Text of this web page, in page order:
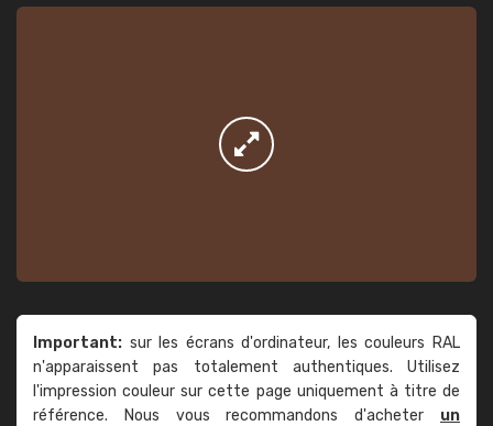
Important: sur les écrans d'ordinateur, les couleurs RAL
n'apparaissent pas totalement authentiques. Utilisez
l'impression couleur sur cette page uniquement à titre de
référence. Nous vous recommandons d'acheter un